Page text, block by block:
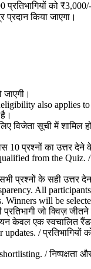
को ₹3,000/-
किया जाएगा।
also applies to
विजेता सूची में
10 प्रश्नों का उत्तर
from the
प्रश्नों के सही उत्तर
All
will be
जो क्विज़
केवल एक स्वचालित
/ प्रतिभागियों
/